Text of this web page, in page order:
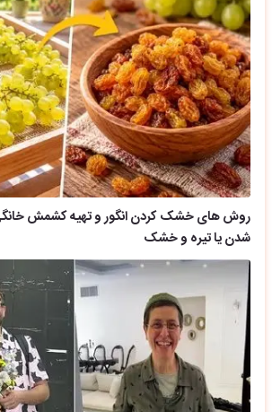
روش های خشک کردن انگور و تهیه کشمش
شدن یا تیره و خشک